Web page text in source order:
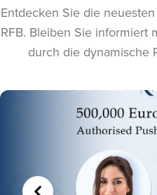
Entdecken Sie die
RFB. Bleiben Sie informiert
durch die dynamische